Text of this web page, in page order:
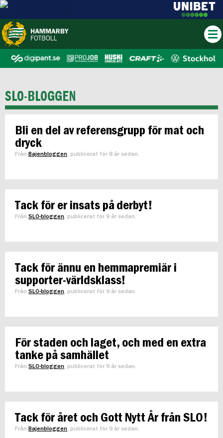
SLO-BLOGGEN
Bli en del av referensgrupp för mat och
dryck
Från Bajenbloggen, publicerat för 8 år sedan.
Tack för er insats på derbyt!
Från SLO-bloggen, publicerat för 9 år sedan.
Tack för ännu en hemmapremiär i
supporter-världsklass!
Från SLO-bloggen, publicerat för 9 år sedan.
För staden och laget, och med en extra
tanke på samhället
Från SLO-bloggen, publicerat för 9 år sedan.
Tack för året och Gott Nytt År från SLO!
Från Bajenbloggen, publicerat för 9 år sedan.